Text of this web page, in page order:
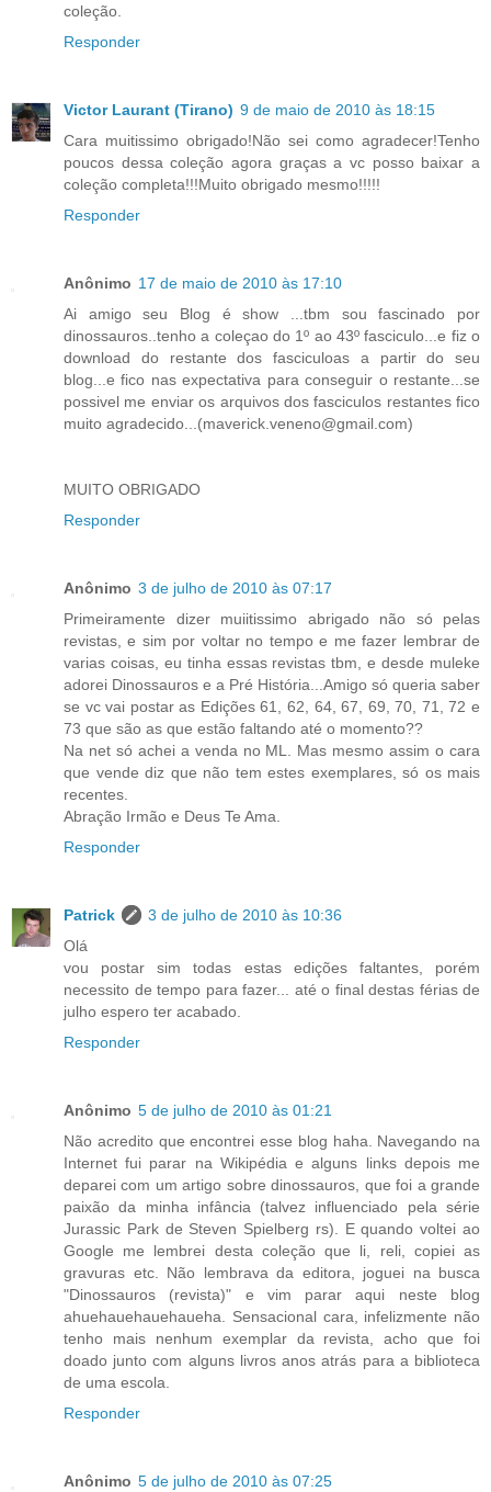
coleção.
Responder
Victor Laurant (Tirano) 9 de maio de 2010 às 18:15
Cara muitissimo obrigado!Não sei como agradecer!Tenho
poucos dessa coleção agora graças a vc posso baixar a
coleção completa!!!Muito obrigado mesmo!!!!!
Responder
Anônimo 17 de maio de 2010 às 17:10
Ai amigo seu Blog é show ...tbm sou fascinado por
dinossauros..tenho a coleçao do 1º ao 43º fasciculo...e fiz o
download do restante dos fasciculoas a partir do seu
blog...e fico nas expectativa para conseguir o restante...se
possivel me enviar os arquivos dos fasciculos restantes fico
muito agradecido...(maverick.veneno@gmail.com)
MUITO OBRIGADO
Responder
Anônimo 3 de julho de 2010 às 07:17
Primeiramente dizer muiitissimo abrigado não só pelas
revistas, e sim por voltar no tempo e me fazer lembrar de
varias coisas, eu tinha essas revistas tbm, e desde muleke
adorei Dinossauros e a Pré História...Amigo só queria saber
se vc vai postar as Edições 61, 62, 64, 67, 69, 70, 71, 72 e
73 que são as que estão faltando até o momento??
Na net só achei a venda no ML. Mas mesmo assim o cara
que vende diz que não tem estes exemplares, só os mais
recentes.
Abração Irmão e Deus Te Ama.
Responder
Patrick
3 de julho de 2010 às 10:36
Olá
vou postar sim todas estas edições faltantes, porém
necessito de tempo para fazer... até o final destas férias de
julho espero ter acabado.
Responder
Anônimo 5 de julho de 2010 às 01:21
Não acredito que encontrei esse blog haha. Navegando na
Internet fui parar na Wikipédia e alguns links depois me
deparei com um artigo sobre dinossauros, que foi a grande
paixão da minha infância (talvez influenciado pela série
Jurassic Park de Steven Spielberg rs). E quando voltei ao
Google me lembrei desta coleção que li, reli, copiei as
gravuras etc. Não lembrava da editora, joguei na busca
"Dinossauros (revista)" e vim parar aqui neste blog
ahuehauehauehaueha. Sensacional cara, infelizmente não
tenho mais nenhum exemplar da revista, acho que foi
doado junto com alguns livros anos atrás para a biblioteca
de uma escola.
Responder
Anônimo 5 de julho de 2010 às 07:25